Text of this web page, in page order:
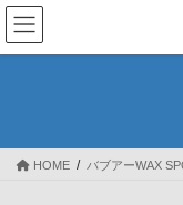
コ
ン
テ
ス
ナ
ビ
ゲ
ン
HOME バブアーWAX